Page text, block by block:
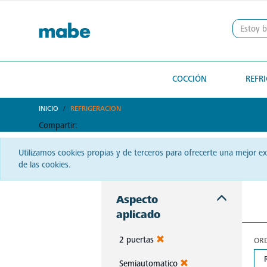
COCCIÓN
INICIO REFRIGERACION
Compartir:
Utilizamos cookies propias y de terceros para ofrecerte una mejor
de las cookies.
Aspecto
aplicado
2 puertas
Semiautomatico